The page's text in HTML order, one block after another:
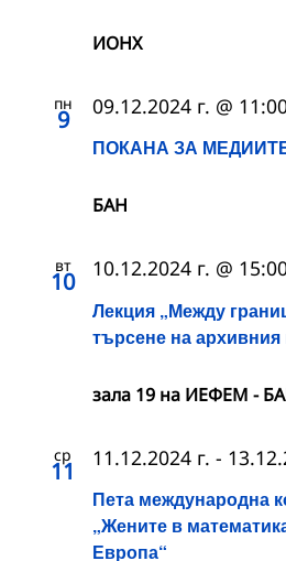
ИОНХ
пн
9
ПОКАНА ЗА
09.12.2024 г. @
БАН
вт
10
Лекция „Между
търсене на архивния
10.12.2024 г. @
зала 19 на ИЕФЕМ -
ср
11
Пета международна
„Жените в
Европа“
11.12.2024 г. -